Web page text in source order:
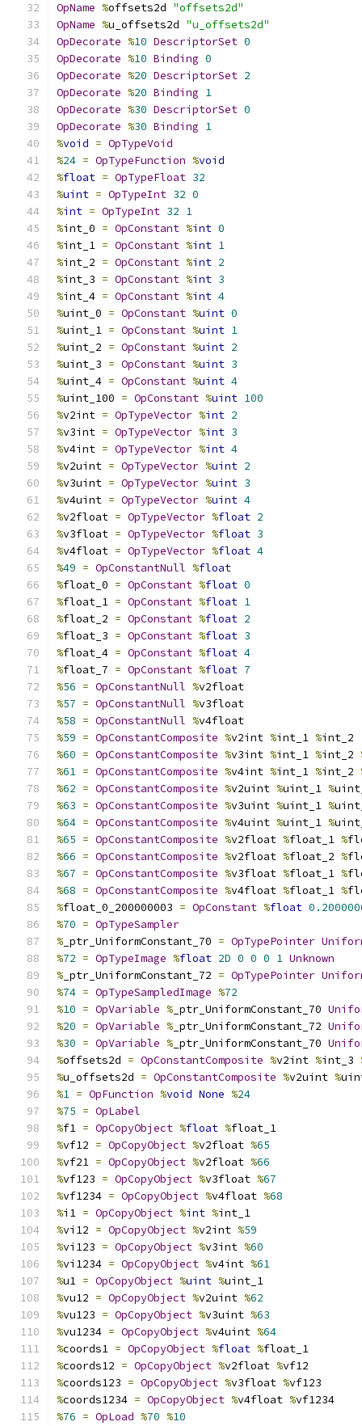
OpName %offsets2d "offsets2d"
OpName %u_offsets2d "u_offsets2d"
OpDecorate %10 DescriptorSet 0
OpDecorate %10 Binding 0
OpDecorate %20 DescriptorSet 2
OpDecorate %20 Binding 1
OpDecorate %30 DescriptorSet 0
OpDecorate %30 Binding 1
%void = OpTypeVoid
%24 = OpTypeFunction %void
%float = OpTypeFloat 32
%uint = OpTypeInt 32 0
%int = OpTypeInt 32 1
%int_0 = OpConstant %int 0
%int_1 = OpConstant %int 1
%int_2 = OpConstant %int 2
%int_3 = OpConstant %int 3
%int_4 = OpConstant %int 4
%uint_0 = OpConstant %uint 0
%uint_1 = OpConstant %uint 1
%uint_2 = OpConstant %uint 2
%uint_3 = OpConstant %uint 3
%uint_4 = OpConstant %uint 4
%uint_100 = OpConstant %uint 100
%v2int = OpTypeVector %int 2
%v3int = OpTypeVector %int 3
%v4int = OpTypeVector %int 4
%v2uint = OpTypeVector %uint 2
%v3uint = OpTypeVector %uint 3
%v4uint = OpTypeVector %uint 4
%v2float = OpTypeVector %float 2
%v3float = OpTypeVector %float 3
%v4float = OpTypeVector %float 4
%49 = OpConstantNull %float
%float_0 = OpConstant %float 0
%float_1 = OpConstant %float 1
%float_2 = OpConstant %float 2
%float_3 = OpConstant %float 3
%float_4 = OpConstant %float 4
%float_7 = OpConstant %float 7
%56 = OpConstantNull %v2float
%57 = OpConstantNull %v3float
%58 = OpConstantNull %v4float
%59 = OpConstantComposite %v2int %int_1 %int_2
%60 = OpConstantComposite %v3int %int_1 %int_2
%61 = OpConstantComposite %v4int %int_1 %int_2
%62 = OpConstantComposite %v2uint %uint_1 %
%63 = OpConstantComposite %v3uint %uint_1 %
%64 = OpConstantComposite %v4uint %uint_1 %
%65 = OpConstantComposite %v2float %float_1 %
%66 = OpConstantComposite %v2float %float_2 %
%67 = OpConstantComposite %v3float %float_1 %
%68 = OpConstantComposite %v4float %float_1 %
%float_0_200000003 = OpConstant %float
%70 = OpTypeSampler
% _ptr_UniformConstant_70 = OpTypePointer
%72 = OpTypeImage %float 2D 0 0 0 1 Unknown
% _ptr_UniformConstant_72 = OpTypePointer
%74 = OpTypeSampledImage %72
%10 = OpVariable % _ptr_UniformConstant_70
%20 = OpVariable % _ptr_UniformConstant_72
%30 = OpVariable % _ptr_UniformConstant_70
%offsets2d = OpConstantComposite %v2int %int_3
%u_offsets2d = OpConstantComposite %v2uint %
%1 = OpFunction %void None %24
%75 = OpLabel
%f1 = OpCopyObject %float %float_1
%vf12 = OpCopyObject %v2float %65
%vf21 = OpCopyObject %v2float %66
%vf123 = OpCopyObject %v3float %67
%vf1234 = OpCopyObject %v4float %68
%i1 = OpCopyObject %int %int_1
%vi12 = OpCopyObject %v2int %59
%vi123 = OpCopyObject %v3int %60
%vi1234 = OpCopyObject %v4int %61
%u1 = OpCopyObject %uint %uint_1
%vu12 = OpCopyObject %v2uint %62
%vu123 = OpCopyObject %v3uint %63
%vu1234 = OpCopyObject %v4uint %64
%coords1 = OpCopyObject %float %float_1
%coords12 = OpCopyObject %v2float %vf12
%coords123 = OpCopyObject %v3float %vf123
%coords1234 = OpCopyObject %v4float %vf1234
%76 = OpLoad %70 %10